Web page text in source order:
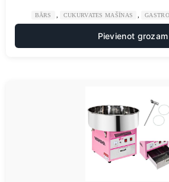
BĀRS CUKURVATES MAŠĪNAS
Pievienot grozam